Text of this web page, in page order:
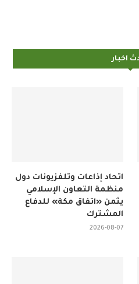
اخبار
اتحاد إذاعات وتلفزيونات دول
منظمة التعاون الإسلامي
يثمن «اتفاق مكة» للدفاع
المشترك
2026-08-07